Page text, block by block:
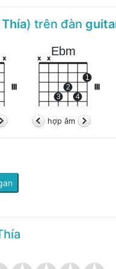
) trên đàn
x
Ebm
x x
3
2
4
1
hợp âm